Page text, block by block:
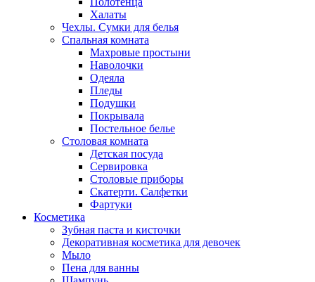
Халаты
Чехлы. Сумки для белья
Спальная комната
Махровые простыни
Наволочки
Одеяла
Пледы
Подушки
Покрывала
Постельное белье
Столовая комната
Детская посуда
Сервировка
Столовые приборы
Скатерти. Салфетки
Фартуки
Косметика
Зубная паста и кисточки
Декоративная косметика для девочек
Мыло
Пена для ванны